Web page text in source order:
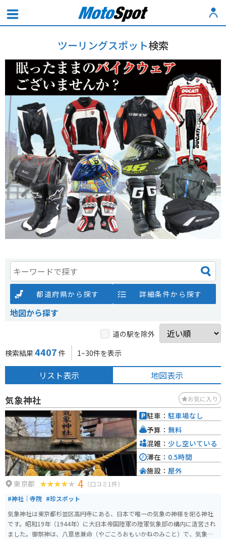
ツーリングスポット検索
都道府県から探す 詳細条件から探す
地図から探す
道の駅を除外
検索結果 4407 件 1~30件を表示
リスト表示 地図表示
気象神社 お気に入り
東京都 4 （口コミ1件）
#神社｜寺院 #珍スポット
気象神社は東京都杉並区高円寺にある、日本で唯一の気象の神様を祀る神社
です。昭和19年（1944年）に大日本帝国陸軍の陸軍気象部の構内に造営され
ました。御祭神は、八意思兼命（やごころおもいかねのみこと）で、気象条
駐車： 駐車場なし
予算： 無料
混雑： 少し空いている
滞在： 0.5時間
施設： 屋外